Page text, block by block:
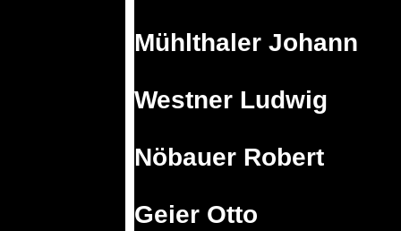
Mühlthaler Johann
Westner Ludwig
Nöbauer Robert
Geier Otto